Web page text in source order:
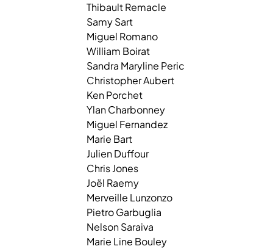
ThibaultRemacle
SamySart
Miguel Romano
William Boirat
Sandra Maryline Peric
ChristopherAubert
KenPorchet
YlanCharbonney
Miguel Fernandez
Marie Bart
JulienDuffour
ChrisJones
Joël Raemy
Merveille Lunzonzo
PietroGarbuglia
NelsonSaraiva
Marie Line Bouley